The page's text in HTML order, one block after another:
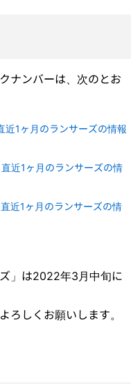
ナンバーは、次のとお
近1ヶ月のランサーズの情報
近1ヶ月のランサーズの情
近1ヶ月のランサーズの情
」は2022年3月中旬に
ろしくお願いします。